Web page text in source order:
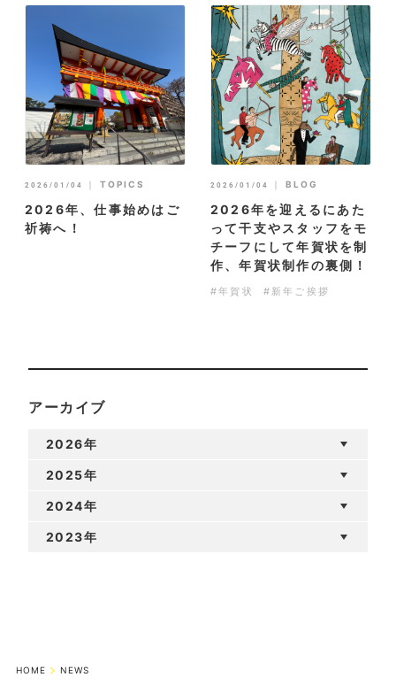
2026/01/04 ｜ TOPICS
2026年、仕事始めはご
祈祷へ！
2026/01/04 ｜ BLOG
2026年を迎えるにあた
って干支やスタッフをモ
チーフにして年賀状を制
作、年賀状制作の裏側！
#年賀状 #新年ご挨拶
アーカイブ
2026年
2025年
2024年
2023年
HOME NEWS